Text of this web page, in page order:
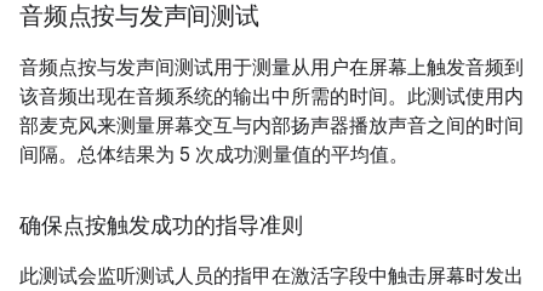
音频点按与发声间测试
音频点按与发声间测试用于测量从用户在屏幕上触发音频到
该音频出现在音频系统的输出中所需的时间。此测试使用内
部麦克风来测量屏幕交互与内部扬声器播放声音之间的时间
间隔。总体结果为 5 次成功测量值的平均值。
确保点按触发成功的指导准则
此测试会监听测试人员的指甲在激活字段中触击屏幕时发出